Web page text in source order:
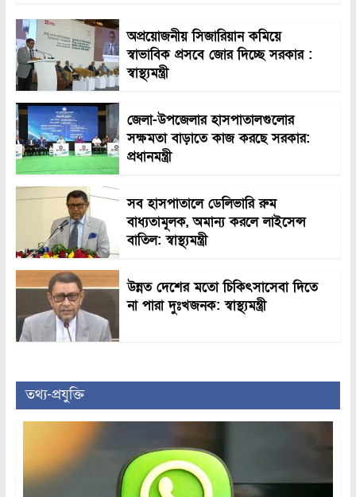
অপ্রয়োজনীয় সিজারিয়ান কমিয়ে
স্বাভাবিক প্রসবে জোর দিচ্ছে সরকার :
স্বাস্থ্যমন্ত্রী
জেলা-উপজেলার হাসপাতালগুলোর
সক্ষমতা বাড়াতে কাজ করছে সরকার:
প্রধানমন্ত্রী
সব হাসপাতালে ডেলিভারি রুম
বাধ্যতামূলক, অমান্য করলে লাইসেন্স
বাতিল: স্বাস্থ্যমন্ত্রী
উন্নত দেশের মতো চিকিৎসাসেবা দিতে
না পারা দুঃখজনক: স্বাস্থ্যমন্ত্রী
তথ্য-প্রযুক্তি